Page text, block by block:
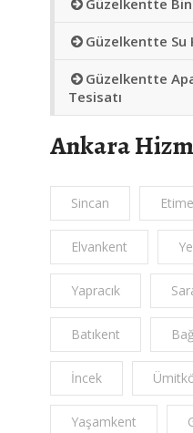
Güzelkentte
Güzelkentte Su
Güzelkentte
Tesisatı
Ankara
Sincan
Elvankent
Yapracık
Batıkent
İncek
Yaşamkent